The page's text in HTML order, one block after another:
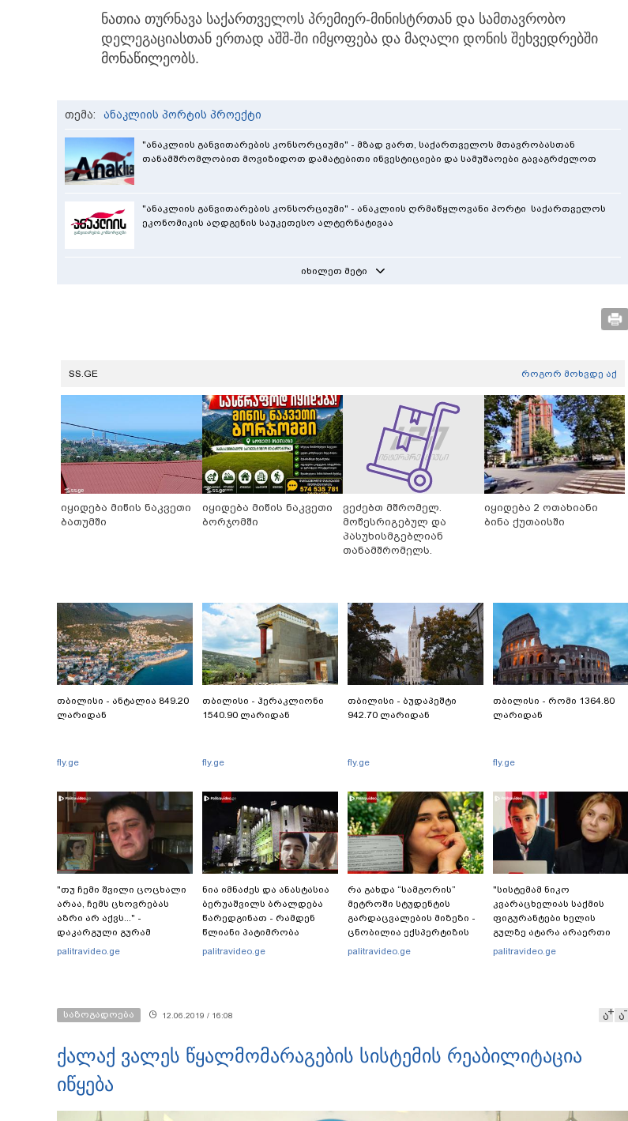
ნათია თურნავა საქართველოს პრემიერ-მინისტრთან და სამთავრობო
დელეგაციასთან ერთად აშშ-ში იმყოფება და მაღალი დონის შეხვედრებში
მონაწილეობს.
თემა: ანაკლიის პორტის პროექტი
"ანაკლიის განვითარების კონსორციუმი" - მზად ვართ, საქართველოს მთავრობასთან
თანამშრომლობით მოვიზიდოთ დამატებითი ინვესტიციები და სამუშაოები გავაგრძელოთ
"ანაკლიის განვითარების კონსორციუმი" - ანაკლიის ღრმაწყლოვანი პორტი საქართველოს
ეკონომიკის აღდგენის საუკეთესო ალტერნატივაა
იხილეთ მეტი
SS.GE როგორ მოხვდე აქ
იყიდება მიწის ნაკვეთი
ბათუმში
იყიდება მიწის ნაკვეთი
ბორჯომში
ვეძებთ მშრომელ.
მოწესრიგებულ და
პასუხისმგებლიან
თანამშრომელს.
იყიდება 2 ოთახიანი
ბინა ქუთაისში
თბილისი - ანტალია 849.20
ლარიდან
fly.ge
თბილისი - ჰერაკლიონი
1540.90 ლარიდან
fly.ge
თბილისი - ბუდაპეშტი
942.70 ლარიდან
fly.ge
თბილისი - რომი 1364.80
ლარიდან
fly.ge
"თუ ჩემი შვილი ცოცხალი
არაა, ჩემს ცხოვრებას
აზრი არ აქვს..." -
დაკარგული გურამ
დადიანიძის დედის
palitravideo.ge
ნია იმნაძეს და ანასტასია
ბერუაშვილს ბრალდება
წარედგინათ - რამდენ
წლიანი პატიმრობა
ემუქრებათ
palitravideo.ge
რა გახდა “სამგორის”
მეტროში სტუდენტის
გარდაცვალების მიზეზი -
ცნობილია ექსპერტიზის
პასუხი
palitravideo.ge
"სისტემამ ნიკო
კვარაცხელიას საქმის
ფიგურანტები ხელის
გულზე ატარა არაერთი
წელი! ხომ არ იცით
palitravideo.ge
საზოგადოება 12.06.2019 / 16:08 ა ა
ქალაქ ვალეს წყალმომარაგების სისტემის რეაბილიტაცია
იწყება